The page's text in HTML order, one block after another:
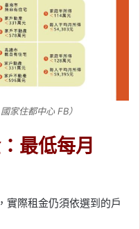
家住都中心 FB）
最低每月
實際租金仍須依選到的戶